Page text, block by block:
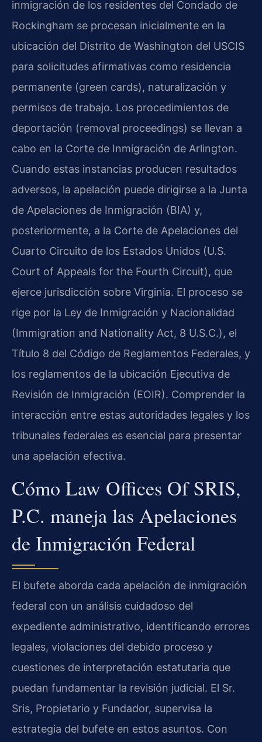
inmigración de los residentes del Condado de
Rockingham se procesan inicialmente en la
ubicación del Distrito de Washington del USCIS
para solicitudes afirmativas como residencia
permanente (green cards), naturalización y
permisos de trabajo. Los procedimientos de
deportación (removal proceedings) se llevan a
cabo en la Corte de Inmigración de Arlington.
Cuando estas instancias producen resultados
adversos, la apelación puede dirigirse a la Junta
de Apelaciones de Inmigración (BIA) y,
posteriormente, a la Corte de Apelaciones del
Cuarto Circuito de los Estados Unidos (U.S.
Court of Appeals for the Fourth Circuit), que
ejerce jurisdicción sobre Virginia. El proceso se
rige por la Ley de Inmigración y Nacionalidad
(Immigration and Nationality Act, 8 U.S.C.), el
Título 8 del Código de Reglamentos Federales, y
los reglamentos de la ubicación Ejecutiva de
Revisión de Inmigración (EOIR). Comprender la
interacción entre estas autoridades legales y los
tribunales federales es esencial para presentar
una apelación efectiva.
Cómo Law Offices Of SRIS,
P.C. maneja las Apelaciones
de Inmigración Federal
El bufete aborda cada apelación de inmigración
federal con un análisis cuidadoso del
expediente administrativo, identificando errores
legales, violaciones del debido proceso y
cuestiones de interpretación estatutaria que
puedan fundamentar la revisión judicial. El Sr.
Sris, Propietario y Fundador, supervisa la
estrategia del bufete en estos asuntos. Con